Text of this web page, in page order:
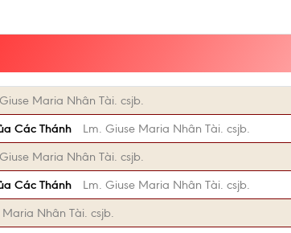
Maria Nhân Tài. csjb.
Các Thánh
Lm. Giuse Maria Nhân Tài. csjb.
Maria Nhân Tài. csjb.
Các Thánh
Lm. Giuse Maria Nhân Tài. csjb.
Maria Nhân Tài. csjb.